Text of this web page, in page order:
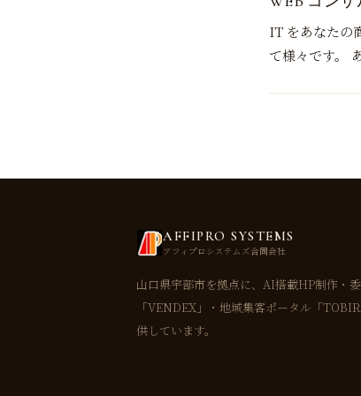
IT をあなたの
て様々です。
AFFIPRO SYSTEMS
アフィプロシステムズ合同会社
山口県宇部市を拠点に、AI搭載HP制作・
「VENDEX」・地域集客ポータル「
供しています。